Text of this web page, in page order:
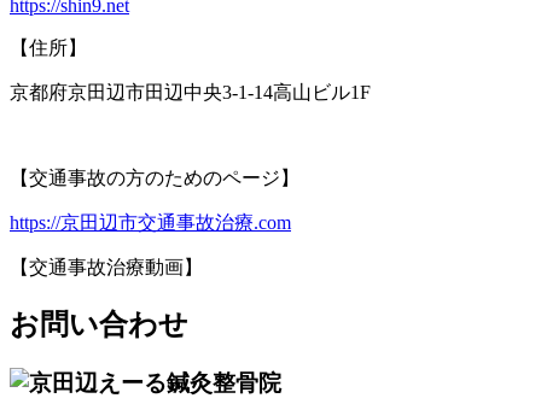
https://shin9.net
【住所】
京都府京田辺市田辺中央3-1-14高山ビル1F
【交通事故の方のためのページ】
https://京田辺市交通事故治療.com
【交通事故治療動画】
お問い合わせ